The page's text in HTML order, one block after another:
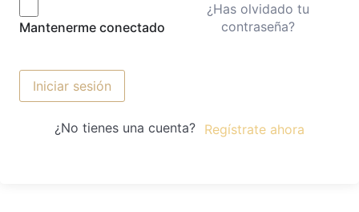
Mantenerme conectado
¿Has olvidado tu
contraseña?
Iniciar sesión
¿No tienes una cuenta? Regístrate ahora